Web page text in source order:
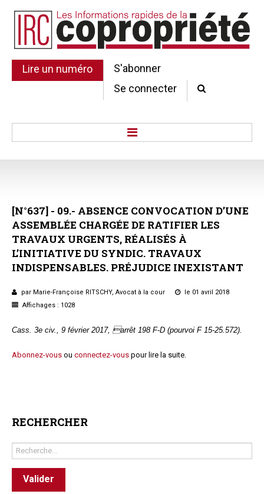
Lire un numéro
S'abonner
Se connecter
Au Parlement
Gestion et maintenance
Pratique de la copro.
Jurisprudence
Études juridiques
Copro. en difficulté
Formez-vous !
[N°637] - 09.- ABSENCE CONVOCATION D’UNE
ASSEMBLÉE CHARGÉE DE RATIFIER LES
TRAVAUX URGENTS, RÉALISÉS À
L’INITIATIVE DU SYNDIC. TRAVAUX
INDISPENSABLES. PRÉJUDICE INEXISTANT
par Marie-Françoise RITSCHY, Avocat à la cour
le 01 avril 2018
Affichages : 1028
Cass. 3e civ., 9 février 2017, arrêt 198 F-D (pourvoi F 15-25.572).
Abonnez-vous ou connectez-vous pour lire la suite.
RECHERCHER
Rechercher
Valider